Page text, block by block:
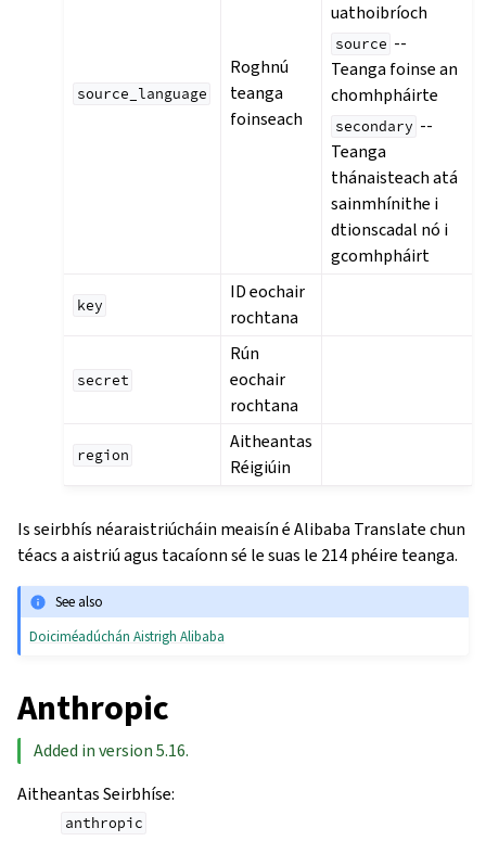
source_language
Roghnú
teanga
foinseach
uathoibríoch
source --
Teanga foinse an
chomhpháirte
secondary --
Teanga
thánaisteach atá
sainmhínithe i
dtionscadal nó i
gcomhpháirt
key
ID eochair
rochtana
secret
Rún
eochair
rochtana
region
Aitheantas
Réigiúin
Is seirbhís néaraistriúcháin meaisín é Alibaba Translate chun
téacs a aistriú agus tacaíonn sé le suas le 214 phéire teanga.
See also
Doiciméadúchán Aistrigh Alibaba
Anthropic
Added in version 5.16.
Aitheantas Seirbhíse:
anthropic